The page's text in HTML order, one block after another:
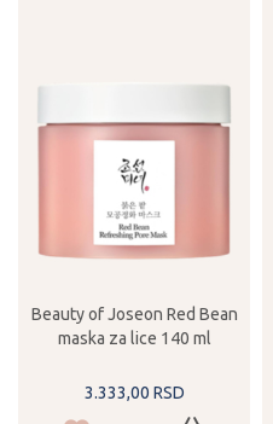
Beauty of Joseon Red Bean
maska za lice 140 ml
3.333,00 RSD